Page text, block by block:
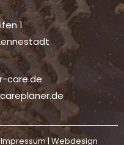
1
care.de
Impressum| Webdesign